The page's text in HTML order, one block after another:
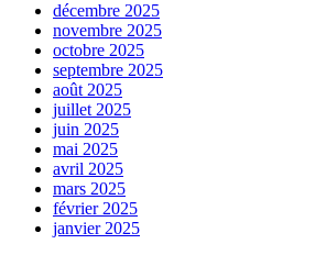
décembre 2025
novembre 2025
octobre 2025
septembre 2025
août 2025
juillet 2025
juin 2025
mai 2025
avril 2025
mars 2025
février 2025
janvier 2025